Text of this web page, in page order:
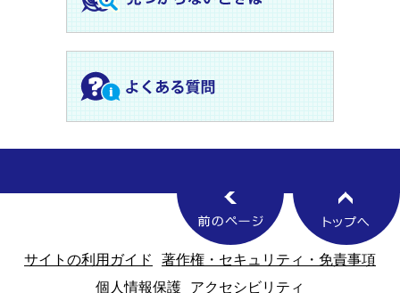
サイトの利用ガイド
著作権・セキュリティ・免責事項
個人情報保護
アクセシビリティ